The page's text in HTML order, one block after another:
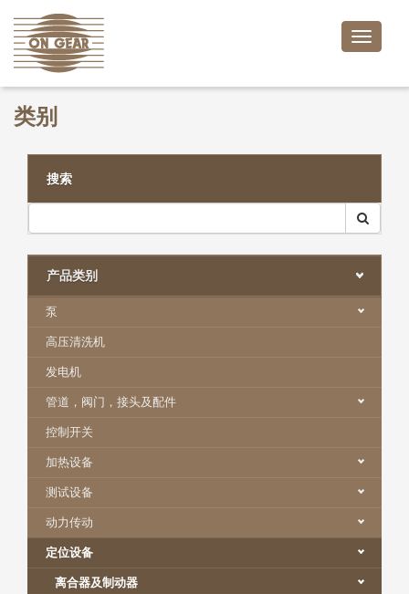
Toggle
类别
搜索
产品类别
泵
高压清洗机
发电机
管道，阀门，接头及配件
控制开关
加热设备
测试设备
动力传动
定位设备
离合器及制动器